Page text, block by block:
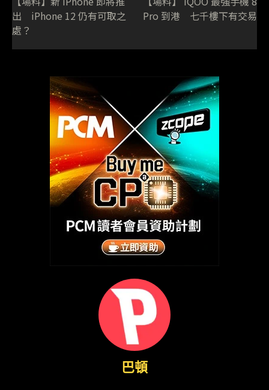
出 iPhone 12 仍有可取之
處？
Pro 到港 七千樓下有交易
巴頓